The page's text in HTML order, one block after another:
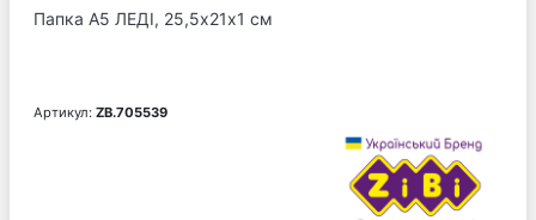
Папка А5 ЛЕДІ, 25,5х21х1 см
Артикул: ZB.705539